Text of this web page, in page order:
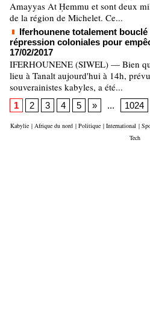
Amayyas At Ḥemmu et sont deux
de la région de Michelet. Ce...
Iferhounene totalement
répression coloniales pour
17/02/2017
IFERHOUNENE (SIWEL) — Bien
lieu à Tanalt aujourd'hui à 14h,
souverainistes kabyles, a été...
1 2 3 4 5 » ... 1024
Kabylie | Afrique du nord | Politique | International |
Tech